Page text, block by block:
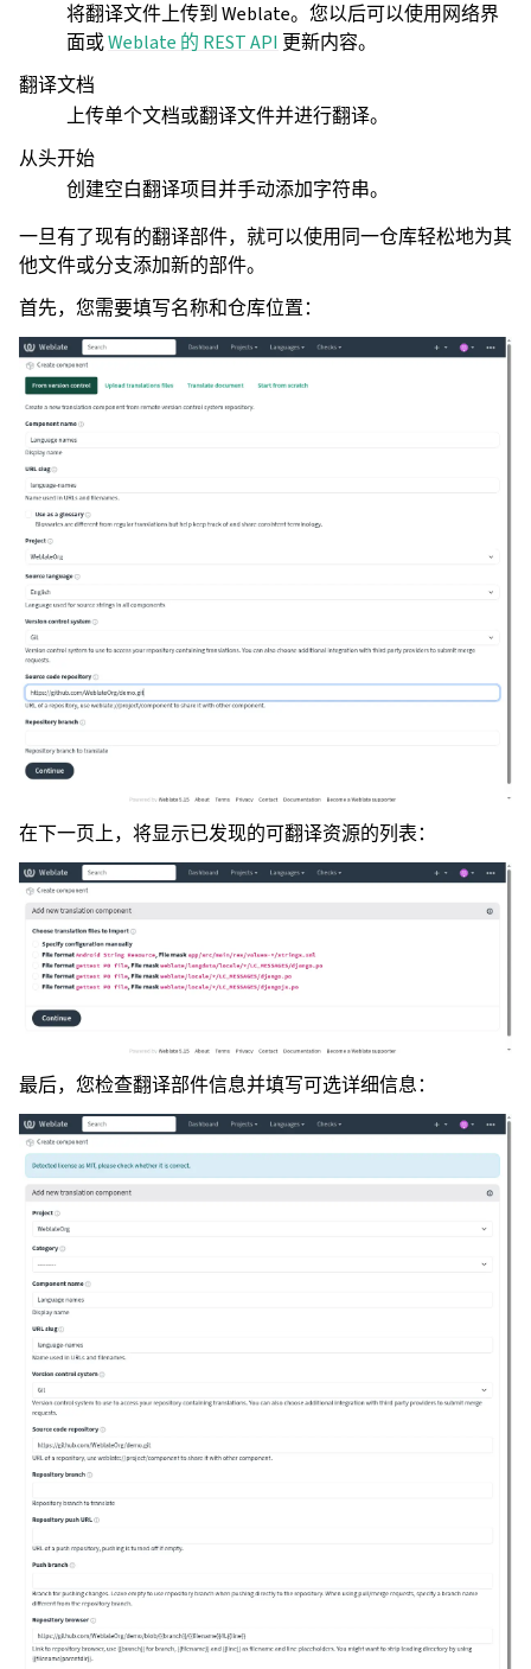
将翻译文件上传到 Weblate。您以后可以使用网络界
面或Weblate 的 REST API 更新内容。
翻译文档
上传单个文档或翻译文件并进行翻译。
从头开始
创建空白翻译项目并手动添加字符串。
一旦有了现有的翻译部件，就可以使用同一仓库轻松地为其
他文件或分支添加新的部件。
首先，您需要填写名称和仓库位置：
在下一页上，将显示已发现的可翻译资源的列表：
最后，您检查翻译部件信息并填写可选详细信息：